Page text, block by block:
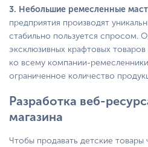
3. Небольшие ремесленные
предприятия производят
стабильно пользуется спросом.
эксклюзивных крафтовых
ко всему компании-
ограниченное количество
Разработка веб-
магазина
Чтобы продавать детские товары